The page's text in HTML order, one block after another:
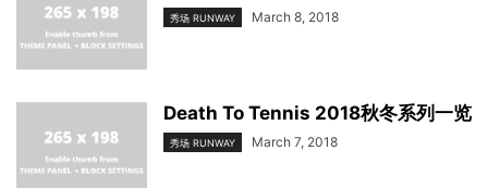
秀场 RUNWAY March 8, 2018
Death To Tennis 2018秋冬系列一览
秀场 RUNWAY March 7, 2018